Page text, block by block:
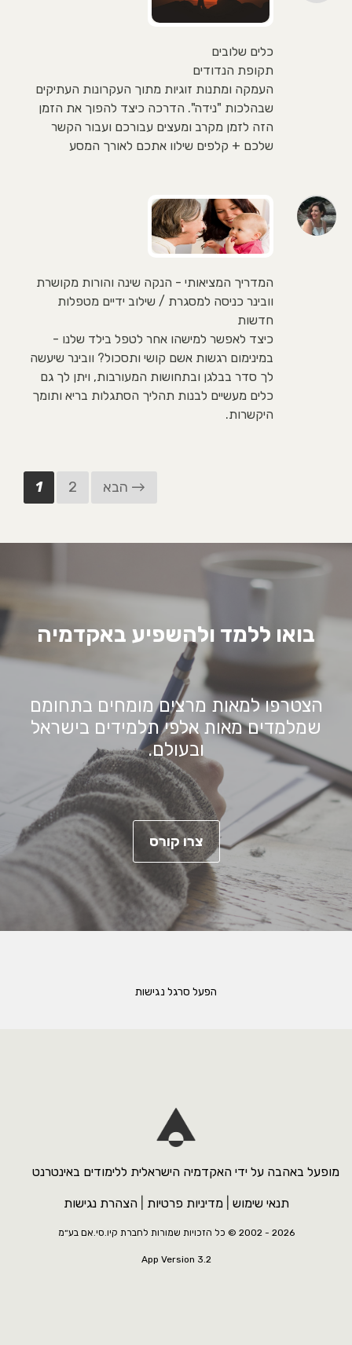
כלים שלובים
תקופת הנדודים
העמקה ומתנות זוגיות מתוך העקרונות העתיקים
שבהלכות "נידה". הדרכה כיצד להפוך את הזמן
הזה לזמן מקרב ומעצים עבורכם ועבור הקשר
שלכם + קלפים שילוו אתכם לאורך המסע
המדריך המציאותי - הנקה שינה והורות מקושרת
וובינר כניסה למסגרת / שילוב ידיים מטפלות
חדשות
כיצד לאפשר למישהו אחר לטפל בילד שלנו -
במינימום רגשות אשם קושי ותסכול? וובינר שיעשה
לך סדר בבלגן ובתחושות המעורבות, ויתן לך גם
כלים מעשיים לבנות תהליך הסתגלות בריא ותומך
היקשרות.
1 2 הבא →
בואו ללמד ולהשפיע באקדמיה
הצטרפו למאות מרצים מומחים בתחומם
שמלמדים מאות אלפי תלמידים בישראל
ובעולם.
צרו קורס
הפעל סרגל נגישות
מופעל באהבה על ידי האקדמיה הישראלית ללימודים באינטרנט
תנאי שימוש |מדיניות פרטיות הצהרת נגישות
2026 - 2002 © כל הזכויות שמורות לחברת קיו.סי.אם בע״מ
App Version 3.2